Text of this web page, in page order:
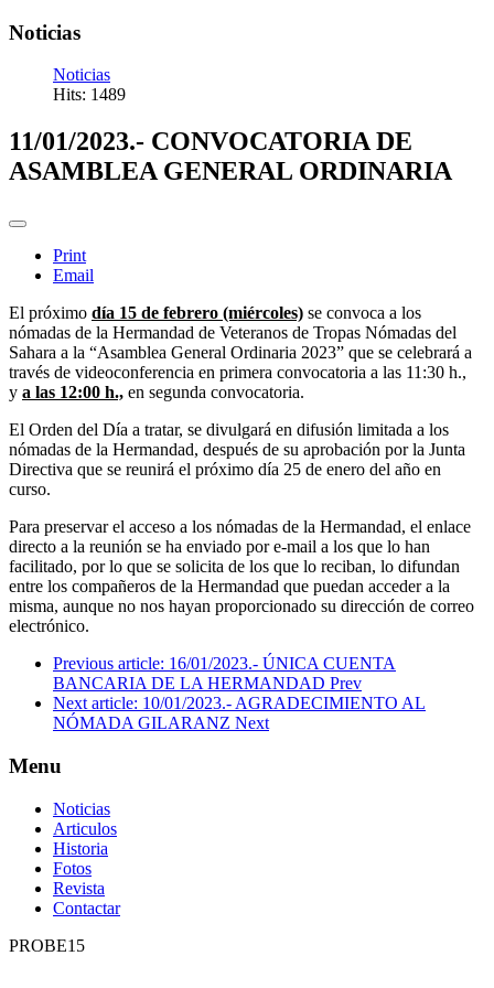
Noticias
Noticias
Hits: 1489
11/01/2023.- CONVOCATORIA DE
ASAMBLEA GENERAL ORDINARIA
Print
Email
El próximo día 15 de febrero (miércoles) se convoca a los
nómadas de la Hermandad de Veteranos de Tropas Nómadas del
Sahara a la “Asamblea General Ordinaria 2023” que se celebrará a
través de videoconferencia en primera convocatoria a las 11:30 h.,
y a las 12:00 h., en segunda convocatoria.
El Orden del Día a tratar, se divulgará en difusión limitada a los
nómadas de la Hermandad, después de su aprobación por la Junta
Directiva que se reunirá el próximo día 25 de enero del año en
curso.
Para preservar el acceso a los nómadas de la Hermandad, el enlace
directo a la reunión se ha enviado por e-mail a los que lo han
facilitado, por lo que se solicita de los que lo reciban, lo difundan
entre los compañeros de la Hermandad que puedan acceder a la
misma, aunque no nos hayan proporcionado su dirección de correo
electrónico.
Previous article: 16/01/2023.- ÚNICA CUENTA
BANCARIA DE LA HERMANDAD Prev
Next article: 10/01/2023.- AGRADECIMIENTO AL
NÓMADA GILARANZ Next
Menu
Noticias
Articulos
Historia
Fotos
Revista
Contactar